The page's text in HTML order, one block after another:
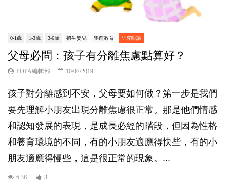
0-1歲 1-3歲 3-6歲 初生嬰兒 學前教育 研究咁講
父母必問：孩子有分離焦慮點算好？
POPA編輯部 10/07/2019
孩子對分離感到不安，父母要如何做？第一步是我們
要先理解小朋友出現分離焦慮很正常。那是他們情感
和認知發展的表現，是成長必經的階段，但因為性格
和養育環境的不同，有的小朋友適應得快些，有的小
朋友適應得慢些，這是很正常的現象。...
6.3K 3